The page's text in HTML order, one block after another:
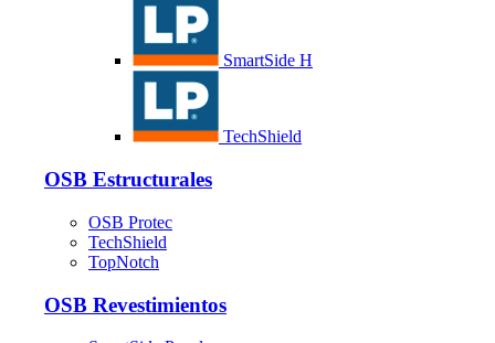
SmartSide H
TechShield
OSB Estructurales
OSB Protec
TechShield
TopNotch
OSB Revestimientos